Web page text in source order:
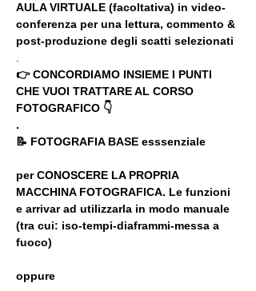
AULA VIRTUALE (facoltativa) in video-
conferenza per una lettura, commento &
post-produzione degli scatti selezionati
👉 CONCORDIAMO INSIEME I PUNTI
CHE VUOI TRATTARE AL CORSO
FOTOGRAFICO 👇
.
📝 FOTOGRAFIA BASE esssenziale
per CONOSCERE LA PROPRIA
MACCHINA FOTOGRAFICA. Le funzioni
e arrivar ad utilizzarla in modo manuale
(tra cui: iso-tempi-diaframmi-messa a
fuoco)
oppure